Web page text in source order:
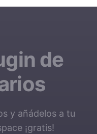
de
y añádelos a tu
¡gratis!